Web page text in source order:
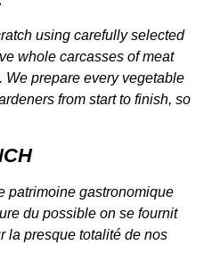
using carefully selected
whole carcasses of meat
prepare every vegetable
from start to finish, so
patrimoine gastronomique
du possible on se fournit
la presque totalité de nos